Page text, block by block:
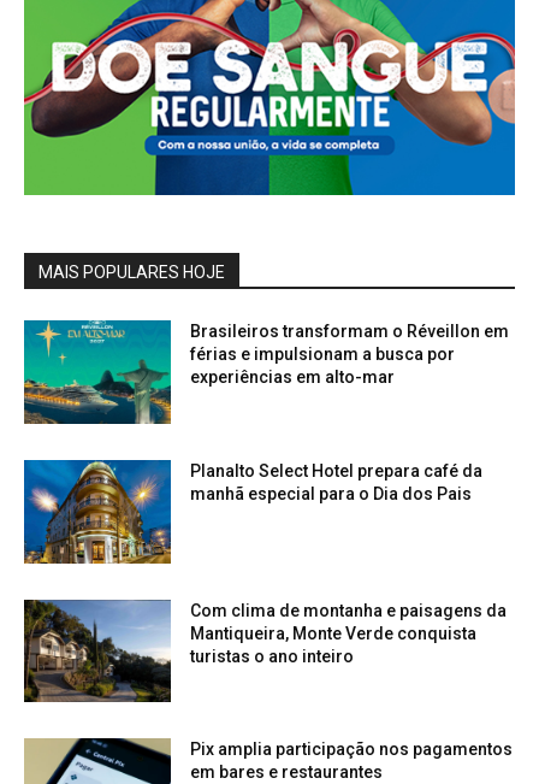
MAIS POPULARES HOJE
Brasileiros transformam o Réveillon em
férias e impulsionam a busca por
experiências em alto-mar
Planalto Select Hotel prepara café da
manhã especial para o Dia dos Pais
Com clima de montanha e paisagens da
Mantiqueira, Monte Verde conquista
turistas o ano inteiro
Pix amplia participação nos pagamentos
em bares e restaurantes